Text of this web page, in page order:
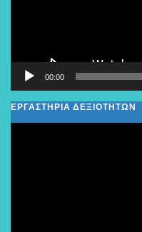
00:00
ΕΡΓΑΣΤΗΡΙΑ ΔΕΞΙΟΤΗΤΩΝ